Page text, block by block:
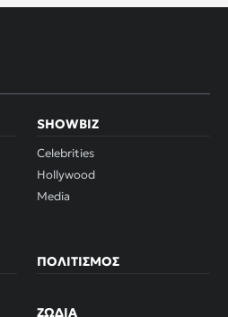
SHOWBIZ
Celebrities
Hollywood
Media
ΠΟΛΙΤΙΣΜΌΣ
ΖΏΔΙΑ